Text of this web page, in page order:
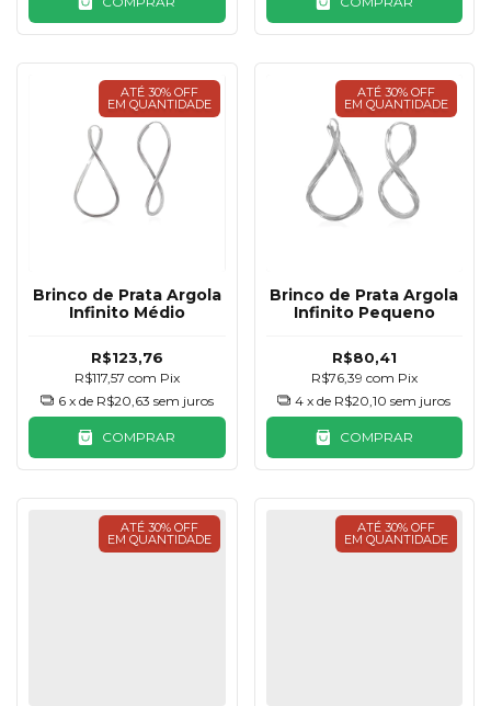
ATÉ 30% OFF
EM QUANTIDADE
Brinco de Prata Argola
Infinito Médio
R$123,76
R$117,57 com Pix
6 x de R$20,63 sem juros
COMPRAR
ATÉ 30% OFF
EM QUANTIDADE
Brinco de Prata Argola
Infinito Pequeno
R$80,41
R$76,39 com Pix
4 x de R$20,10 sem juros
COMPRAR
ATÉ 30% OFF
EM QUANTIDADE
ATÉ 30% OFF
EM QUANTIDADE